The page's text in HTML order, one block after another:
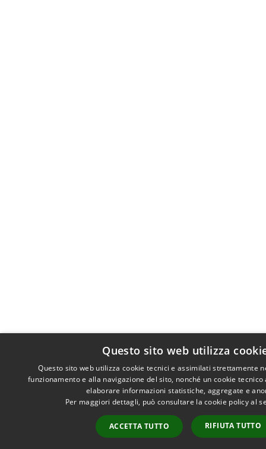
Questo sito web utilizza
Questo sito web utilizza cookie tecnici e assimilati strettamente
funzionamento e alla navigazione del sito, nonché un cookie
elaborare informazioni statistiche, aggregate e
Per maggiori dettagli, può consultare la cookie policy al
ACCETTA TUTTO RIFIUTA TUTTO